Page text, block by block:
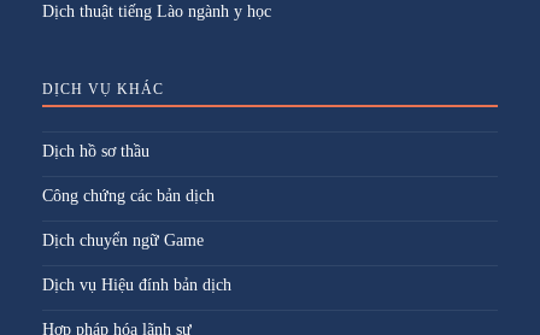
Dịch thuật tiếng Lào ngành y học
DỊCH VỤ KHÁC
Dịch hồ sơ thầu
Công chứng các bản dịch
Dịch chuyển ngữ Game
Dịch vụ Hiệu đính bản dịch
Hợp pháp hóa lãnh sự